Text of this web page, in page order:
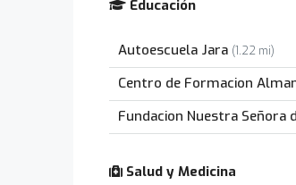
Educación
Autoescuela Jara (1.22 mi)
Centro de Formacion
Fundacion Nuestra Señora
Salud y Medicina